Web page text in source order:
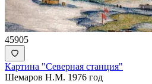
45905
Картина "Северная станция"
Шемаров Н.М. 1976 год